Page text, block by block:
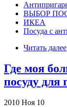
ВЫБОР
ИКЕА
Посуда с
Читать далее
Где моя
посуду
2010 Ноя 10